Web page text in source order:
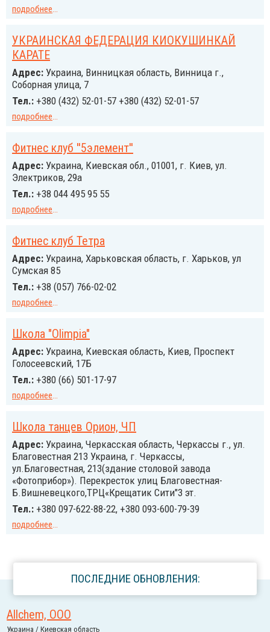
подробнее...
УКРАИНСКАЯ ФЕДЕРАЦИЯ КИОКУШИНКАЙ
КАРАТЕ
Адрес: Украина, Винницкая область, Винница г.,
Соборная улица, 7
Тел.: +380 (432) 52-01-57 +380 (432) 52-01-57
подробнее...
Фитнес клуб ''5элемент''
Адрес: Украина, Киевская обл., 01001, г. Киев, ул.
Электриков, 29а
Тел.: +38 044 495 95 55
подробнее...
Фитнес клуб Тетра
Адрес: Украина, Харьковская область, г. Харьков, ул
Сумская 85
Тел.: +38 (057) 766-02-02
подробнее...
Школа "Olimpia"
Адрес: Украина, Киевская область, Киев, Проспект
Голосеевский, 17Б
Тел.: +380 (66) 501-17-97
подробнее...
Школа танцев Орион, ЧП
Адрес: Украина, Черкасская область, Черкассы г., ул.
Благовестная 213 Украина, г. Черкассы,
ул.Благовестная, 213(здание столовой завода
«Фотоприбор»). Перекресток улиц Благовестная-
Б.Вишневецкого,ТРЦ«Крещатик Сити"3 эт.
Тел.: +380 097-622-88-22, +380 093-600-79-39
подробнее...
ПОСЛЕДНИЕ ОБНОВЛЕНИЯ:
Allchem, OOO
Украина /Киевская область